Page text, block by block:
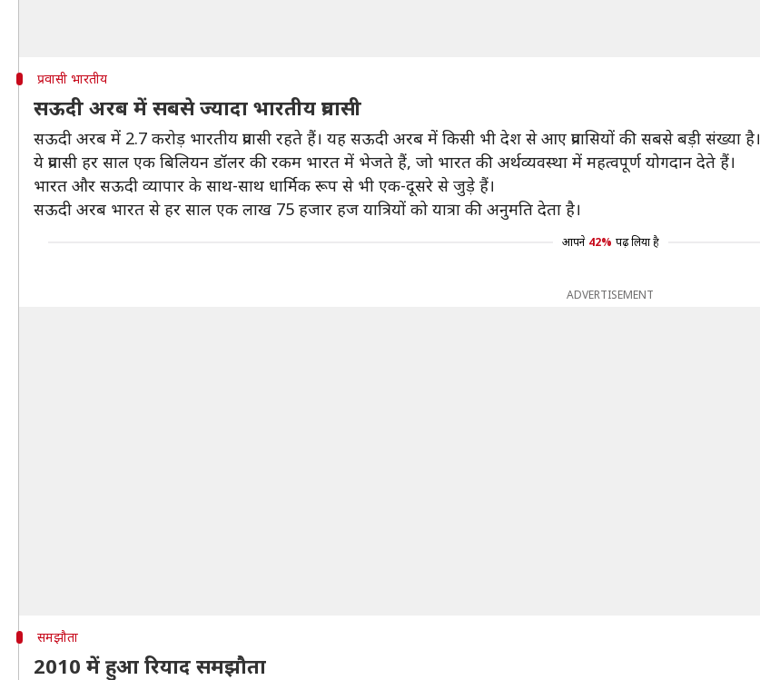
प्रवासी भारतीय
सऊदी अरब में सबसे ज्यादा भारतीय प्रवासी
सऊदी अरब में 2.7 करोड़ भारतीय प्रवासी रहते हैं। यह सऊदी अरब में किसी भी देश से आए प्रवासियों की सबसे बड़ी संख्या है।
ये प्रवासी हर साल एक बिलियन डॉलर की रकम भारत में भेजते हैं, जो भारत की अर्थव्यवस्था में महत्वपूर्ण योगदान देते हैं।
भारत और सऊदी व्यापार के साथ-साथ धार्मिक रूप से भी एक-दूसरे से जुड़े हैं।
सऊदी अरब भारत से हर साल एक लाख 75 हजार हज यात्रियों को यात्रा की अनुमति देता है।
आपने 42% पढ़ लिया है
ADVERTISEMENT
समझौता
2010 में हुआ रियाद समझौता